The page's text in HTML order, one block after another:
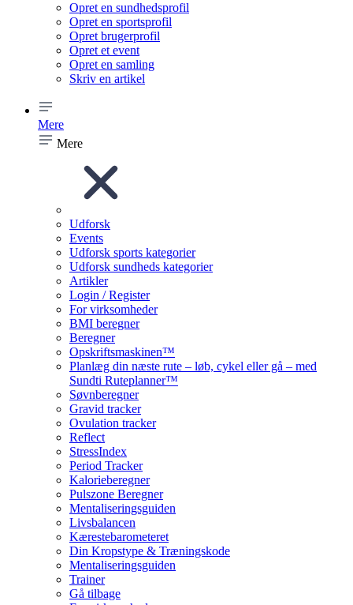
Opret en sundhedsprofil
Opret en sportsprofil
Opret brugerprofil
Opret et event
Opret en samling
Skriv en artikel
Mere
Mere
Udforsk
Events
Udforsk sports kategorier
Udforsk sundheds kategorier
Artikler
Login / Register
For virksomheder
BMI beregner
Beregner
Opskriftsmaskinen™
Planlæg din næste rute – løb, cykel eller gå – med
Sundti Ruteplanner™
Søvnberegner
Gravid tracker
Ovulation tracker
Reflect
StressIndex
Period Tracker
Kalorieberegner
Pulszone Beregner
Mentaliseringsguiden
Livsbalancen
Kærestebarometeret
Din Kropstype & Træningskode
Mentaliseringsguiden
Trainer
Gå tilbage